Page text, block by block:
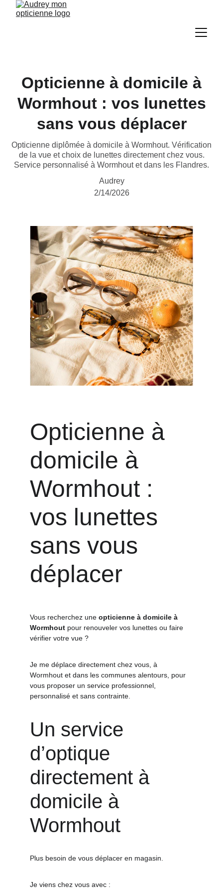
Opticienne à domicile à
Wormhout : vos lunettes
sans vous déplacer
Opticienne diplômée à domicile à Wormhout. Vérification
de la vue et choix de lunettes directement chez vous.
Service personnalisé à Wormhout et dans les Flandres.
Audrey
2/14/2026
Opticienne à
domicile à
Wormhout :
vos lunettes
sans vous
déplacer
Vous recherchez une opticienne à domicile à
Wormhout pour renouveler vos lunettes ou faire
vérifier votre vue ?
Je me déplace directement chez vous, à
Wormhout et dans les communes alentours, pour
vous proposer un service professionnel,
personnalisé et sans contrainte.
Un service
d’optique
directement à
domicile à
Wormhout
Plus besoin de vous déplacer en magasin.
Je viens chez vous avec :